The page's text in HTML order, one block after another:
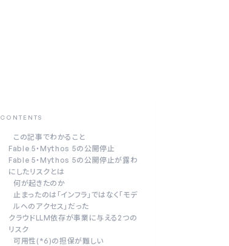
CONTENTS
この記事でわかること
Fable 5・Mythos 5の公開停止
Fable 5・Mythos 5の公開停止が露わ
にしたリスクとは
何が起きたのか
止まったのは「インフラ」ではなく「モデ
ルへのアクセス」だった
クラウドLLM依存が事業に与える2つの
リスク
可用性(*6)の担保が難しい